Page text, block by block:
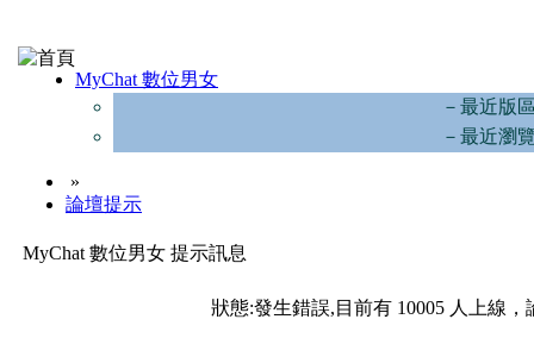
MyChat 數位男女
－最近版
－最近瀏
»
論壇提示
MyChat 數位男女 提示訊息
狀態:發生錯誤,目前有 10005 人上線